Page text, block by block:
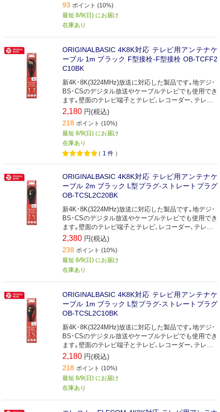
93 ポイント (10%)
最短 8/9(日) にお届け
在庫あり
ORIGINALBASIC 4K8K対応 テレビ用アンテナケ
ーブル 1m ブラック F型接栓-F型接栓 OB-TCFF2
C10BK
新4K･8K(3224MHz)放送に対応した製品です｡地デジ･
BS･CSのデジタル放送やケーブルテレビでも使用でき
ます｡壁面のテレビ端子とテレビ､レコーダー､テレビ
チューナー付パソコンなどの接続に最適な接続ケーブ
ルです(1m)｡
2,180 円(税込)
218 ポイント (10%)
最短 8/9(日) にお届け
在庫あり
（ 1 件 ）
ORIGINALBASIC 4K8K対応 テレビ用アンテナケ
ーブル 2m ブラック L型プラグ-ストレートプラグ
OB-TCSL2C20BK
新4K･8K(3224MHz)放送に対応した製品です｡地デジ･
BS･CSのデジタル放送やケーブルテレビでも使用でき
ます｡壁面のテレビ端子とテレビ､レコーダー､テレビ
チューナー付パソコンなどの接続に最適な接続ケーブ
ルです(2m)｡
2,380 円(税込)
238 ポイント (10%)
最短 8/9(日) にお届け
在庫あり
ORIGINALBASIC 4K8K対応 テレビ用アンテナケ
ーブル 1m ブラック L型プラグ-ストレートプラグ
OB-TCSL2C10BK
新4K･8K(3224MHz)放送に対応した製品です｡地デジ･
BS･CSのデジタル放送やケーブルテレビでも使用でき
ます｡壁面のテレビ端子とテレビ､レコーダー､テレビ
チューナー付パソコンなどの接続に最適な接続ケーブ
ルです(1m)｡
2,180 円(税込)
218 ポイント (10%)
最短 8/9(日) にお届け
在庫あり